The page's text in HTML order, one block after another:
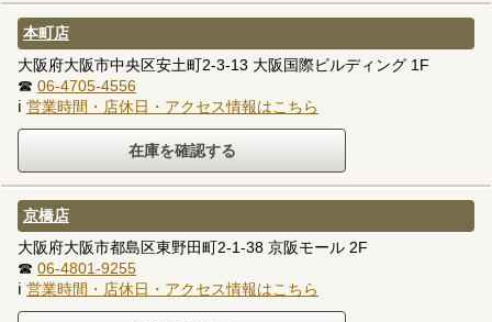
本町店
大阪府大阪市中央区安土町2-3-13 大阪国際ビルディング 1F
☎ 06-4705-4556
ℹ 営業時間・店休日・アクセス情報はこちら
京橋店
大阪府大阪市都島区東野田町2-1-38 京阪モール 2F
☎ 06-4801-9255
ℹ 営業時間・店休日・アクセス情報はこちら